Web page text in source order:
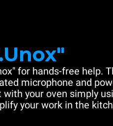
for hands-free help.
microphone and
your oven simply
your work in the